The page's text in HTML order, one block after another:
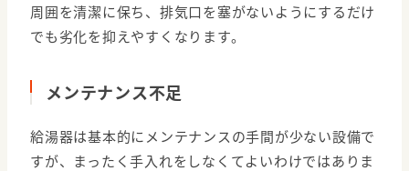
周囲を清潔に保ち、排気口を塞がないようにするだけ
でも劣化を抑えやすくなります。
メンテナンス不足
給湯器は基本的にメンテナンスの手間が少ない設備で
すが、まったく手入れをしなくてよいわけではありま